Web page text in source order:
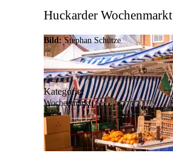
Huckarder Wochenmarkt
Bild: Stephan Schütze
Kategorie:
Wochenmarkt